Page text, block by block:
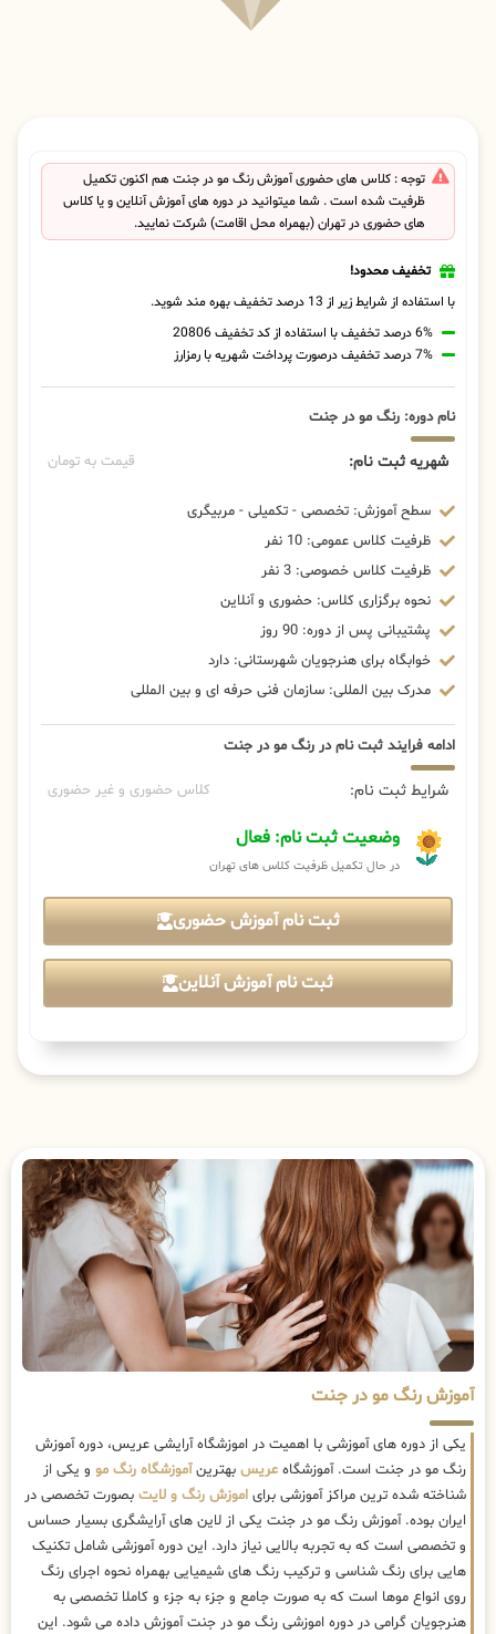
توجه : کلاس های حضوری آموزش رنگ مو در جنت هم اکنون تکمیل
ظرفیت شده است . شما میتوانید در دوره های آموزش آنلاین و یا کلاس
های حضوری در تهران (بهمراه محل اقامت) شرکت نمایید.
تخفیف محدود!
با استفاده از شرایط زیر از 13 درصد تخفیف بهره مند شوید.
6% درصد تخفیف با استفاده از کد تخفیف 20806
7% درصد تخفیف درصورت پرداخت شهریه با رمزارز
نام دوره: رنگ مو در جنت
شهریه ثبت نام: قیمت به تومان
سطح آموزش: تخصصی - تکمیلی - مربیگری
ظرفیت کلاس عمومی: 10 نفر
ظرفیت کلاس خصوصی: 3 نفر
نحوه برگزاری کلاس: حضوری و آنلاین
پشتیبانی پس از دوره: 90 روز
خوابگاه برای هنرجویان شهرستانی: دارد
مدرک بین المللی: سازمان فنی حرفه ای و بین المللی
ادامه فرایند ثبت نام در رنگ مو در جنت
شرایط ثبت نام: کلاس حضوری و غیر حضوری
وضعیت ثبت نام: فعال
در حال تکمیل ظرفیت کلاس های تهران
ثبت نام آموزش حضوری
ثبت نام آموزش آنلاین
آموزش رنگ مو در جنت
یکی از دوره های آموزشی با اهمیت در اموزشگاه آرایشی عریس، دوره آموزش
رنگ مو در جنت است. آموزشگاه عریس بهترینآموزشگاه رنگ مو و یکی از
شناخته شده ترین مراکز آموزشی برای اموزش رنگ و لایت بصورت تخصصی در
ایران بوده. آموزش رنگ مو در جنت یکی از لاین های آرایشگری بسیار حساس
و تخصصی است که به تجربه بالایی نیاز دارد. این دوره آموزشی شامل تکنیک
هایی برای رنگ شناسی و ترکیب رنگ های شیمیایی بهمراه نحوه اجرای رنگ
روی انواع موها است که به صورت جامع و جزء به جزء و کاملا تخصصی به
هنرجویان گرامی در دوره اموزشی رنگ مو در جنت آموزش داده می شود. این